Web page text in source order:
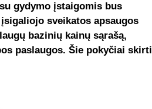
gydymo įstaigomis bus
sveikatos apsaugos
bazinių kainų sąrašą,
paslaugos. Šie pokyčiai skirti